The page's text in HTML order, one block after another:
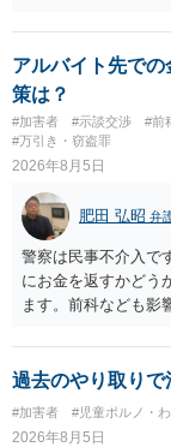
座る女性を盗撮(全
着や胸など強調した
も捜査段階では性的
が私の弁護経験では
都道府県の迷惑防止
とをお勧めいたしま
アルバイト先で
策は？
#加害者 #示談交渉 #前
#万引き・窃盗罪
2026年8月5日
肥田 弘昭 弁
警察は民事不介入で
にお金を返すかどう
ます。前科なども影
過去のやり取り
#加害者 #児童ポルノ・
2026年8月5日